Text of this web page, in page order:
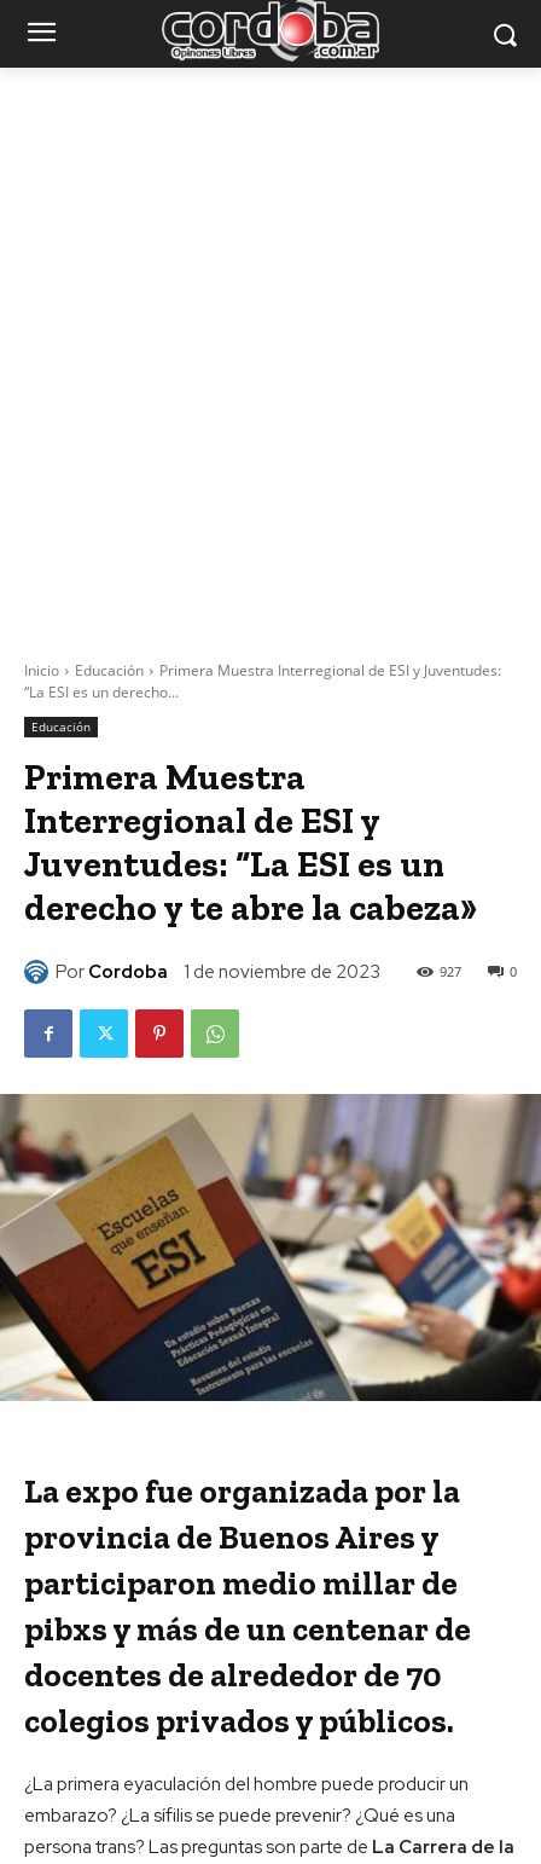
Inicio Educación
Primera Muestra Interregional de ESI y Juventudes:
“La ESI es un derecho...
Educación
Primera Muestra
Interregional de ESI y
Juventudes: “La ESI es un
derecho y te abre la cabeza»
Por Cordoba 1 de noviembre de 2023 0
927
La expo fue organizada por la
provincia de Buenos Aires y
participaron medio millar de
pibxs y más de un centenar de
docentes de alrededor de 70
colegios privados y públicos.
¿La primera eyaculación del hombre puede producir un
embarazo? ¿La sífilis se puede prevenir? ¿Qué es una
persona trans? Las preguntas son parte de La Carrera de la